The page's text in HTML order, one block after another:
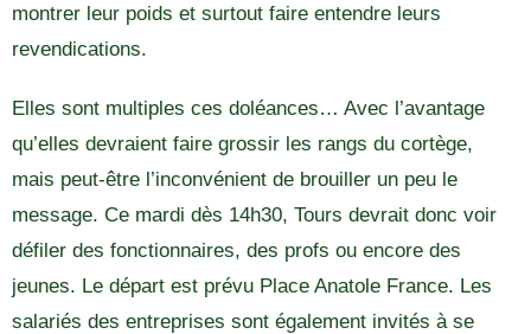
montrer leur poids et surtout faire entendre leurs
revendications.
Elles sont multiples ces doléances… Avec l’avantage
qu’elles devraient faire grossir les rangs du cortège,
mais peut-être l’inconvénient de brouiller un peu le
message. Ce mardi dès 14h30, Tours devrait donc voir
défiler des fonctionnaires, des profs ou encore des
jeunes. Le départ est prévu Place Anatole France. Les
salariés des entreprises sont également invités à se